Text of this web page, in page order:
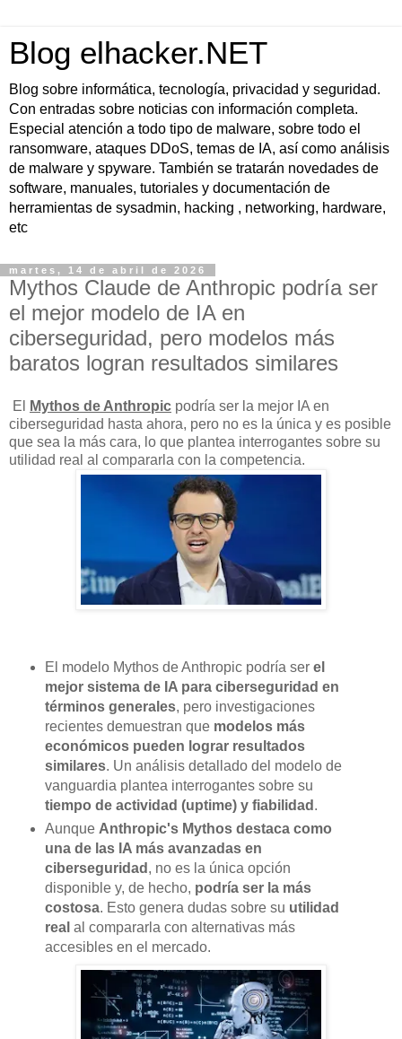
Blog elhacker.NET
Blog sobre informática, tecnología, privacidad y seguridad.
Con entradas sobre noticias con información completa.
Especial atención a todo tipo de malware, sobre todo el
ransomware, ataques DDoS, temas de IA, así como análisis
de malware y spyware. También se tratarán novedades de
software, manuales, tutoriales y documentación de
herramientas de sysadmin, hacking , networking, hardware,
etc
martes, 14 de abril de 2026
Mythos Claude de Anthropic podría ser
el mejor modelo de IA en
ciberseguridad, pero modelos más
baratos logran resultados similares
El Mythos de Anthropic podría ser la mejor IA en
ciberseguridad hasta ahora, pero no es la única y es posible
que sea la más cara, lo que plantea interrogantes sobre su
utilidad real al compararla con la competencia.
El modelo Mythos de Anthropic podría ser el
mejor sistema de IA para ciberseguridad en
términos generales, pero investigaciones
recientes demuestran que modelos más
económicos pueden lograr resultados
similares. Un análisis detallado del modelo de
vanguardia plantea interrogantes sobre su
tiempo de actividad (uptime) y fiabilidad .
Aunque Anthropic's Mythos destaca como
una de las IA más avanzadas en
ciberseguridad , no es la única opción
disponible y, de hecho, podría ser la más
costosa. Esto genera dudas sobre su utilidad
real al compararla con alternativas más
accesibles en el mercado.